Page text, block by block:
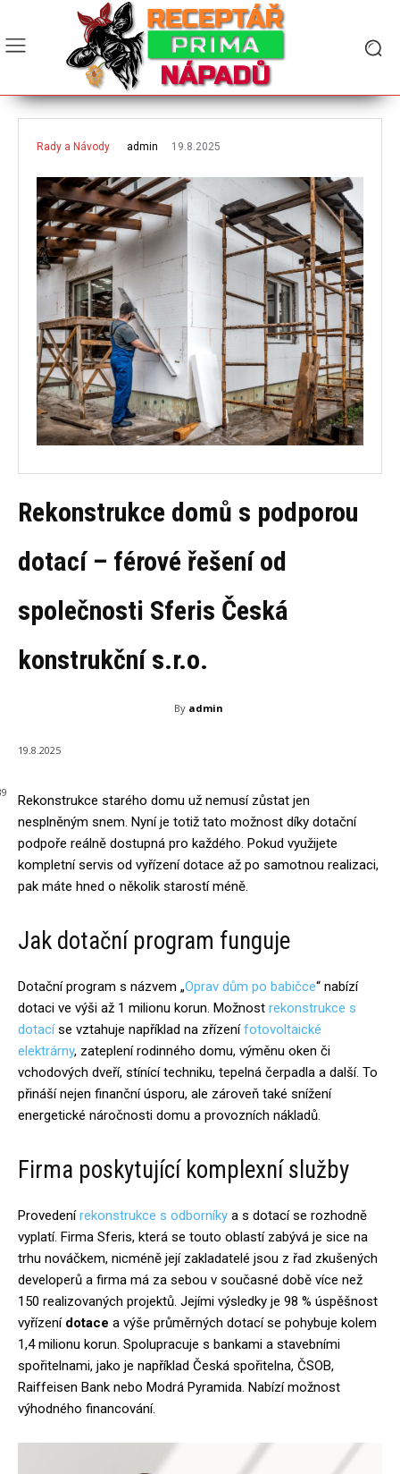
Rady a Návody admin 19.8.2025
Rekonstrukce domů s podporou
dotací – férové řešení od
společnosti Sferis Česká
konstrukční s.r.o.
By admin
19.8.2025
Rekonstrukce starého domu už nemusí zůstat jen
nesplněným snem. Nyní je totiž tato možnost díky dotační
podpoře reálně dostupná pro každého. Pokud využijete
kompletní servis od vyřízení dotace až po samotnou realizaci,
pak máte hned o několik starostí méně.
Jak dotační program funguje
Dotační program s názvem „Oprav dům po babičce“ nabízí
dotaci ve výši až 1 milionu korun. Možnost rekonstrukce s
dotacíse vztahuje například na zřízenífotovoltaické
elektrárny, zateplení rodinného domu, výměnu oken či
vchodových dveří, stínící techniku, tepelná čerpadla a další. To
přináší nejen finanční úsporu, ale zároveň také snížení
energetické náročnosti domu a provozních nákladů.
Firma poskytující komplexní služby
Provedenírekonstrukce s odborníky a s dotací se rozhodně
vyplatí. Firma Sferis, která se touto oblastí zabývá je sice na
trhu nováčkem, nicméně její zakladatelé jsou z řad zkušených
developerů a firma má za sebou v současné době více než
150 realizovaných projektů. Jejími výsledky je 98 % úspěšnost
vyřízení dotace a výše průměrných dotací se pohybuje kolem
1,4 milionu korun. Spolupracuje s bankami a stavebními
spořitelnami, jako je například Česká spořitelna, ČSOB,
Raiffeisen Bank nebo Modrá Pyramida. Nabízí možnost
výhodného financování.